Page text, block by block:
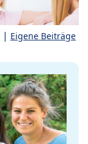
| Eigene Beiträge